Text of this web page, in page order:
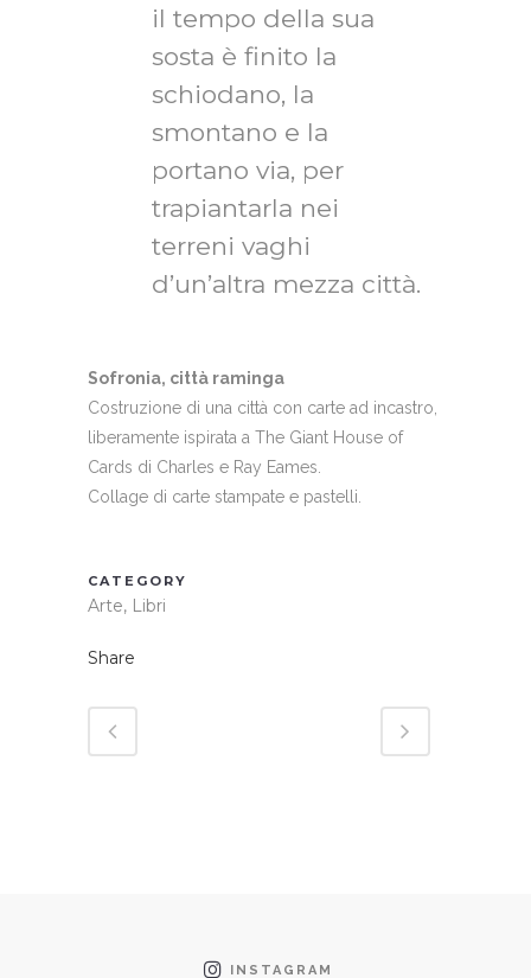
il tempo della sua
sosta è finito la
schiodano, la
smontano e la
portano via, per
trapiantarla nei
terreni vaghi
d’un’altra mezza città.
Sofronia, città raminga
Costruzione di una città con carte ad incastro,
liberamente ispirata a The Giant House of
Cards di Charles e Ray Eames.
Collage di carte stampate e pastelli.
CATEGORY
Arte, Libri
Share
INSTAGRAM